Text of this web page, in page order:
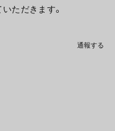
ただきます。
通報する